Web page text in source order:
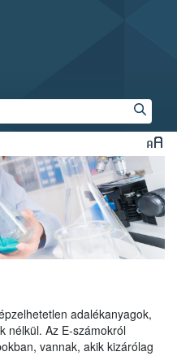
adalékanyagok,
nélkül. Az E-számokról
vannak, akik kizárólag